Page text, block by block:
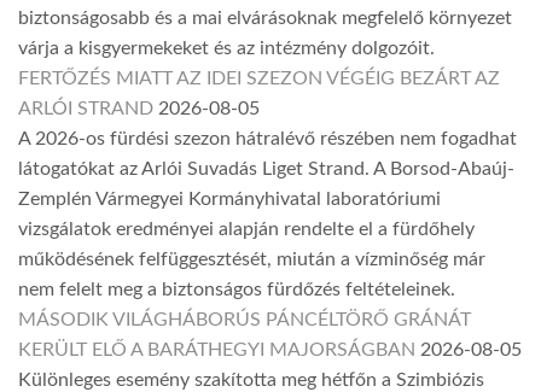
biztonságosabb és a mai elvárásoknak megfelelő környezet
várja a kisgyermekeket és az intézmény dolgozóit.
FERTŐZÉS MIATT AZ IDEI SZEZON VÉGÉIG BEZÁRT AZ
ARLÓI STRAND 2026-08-05
A 2026-os fürdési szezon hátralévő részében nem fogadhat
látogatókat az Arlói Suvadás Liget Strand. A Borsod-Abaúj-
Zemplén Vármegyei Kormányhivatal laboratóriumi
vizsgálatok eredményei alapján rendelte el a fürdőhely
működésének felfüggesztését, miután a vízminőség már
nem felelt meg a biztonságos fürdőzés feltételeinek.
MÁSODIK VILÁGHÁBORÚS PÁNCÉLTÖRŐ GRÁNÁT
KERÜLT ELŐ A BARÁTHEGYI MAJORSÁGBAN 2026-08-05
Különleges esemény szakította meg hétfőn a Szimbiózis